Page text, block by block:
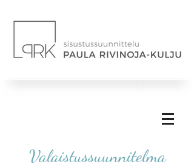
Valaistussuunnitelma